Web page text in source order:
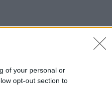
of your personal or
opt-out section to
EZT HALLGASD!